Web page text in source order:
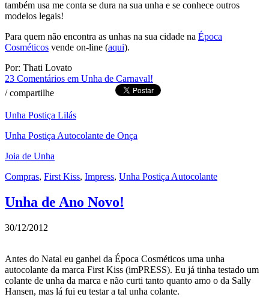
também usa me conta se dura na sua unha e se conhece outros
modelos legais!
Para quem não encontra as unhas na sua cidade na Época
Cosméticos vende on-line (aqui).
Por: Thati Lovato
23 Comentários em Unha de Carnaval!
/compartilhe
Unha Postiça Lilás
Unha Postiça Autocolante de Onça
Joia de Unha
Compras, First Kiss, Impress, Unha Postiça Autocolante
Unha de Ano Novo!
30/12/2012
Antes do Natal eu ganhei da Época Cosméticos uma unha
autocolante da marca First Kiss (imPRESS). Eu já tinha testado um
colante de unha da marca e não curti tanto quanto amo o da Sally
Hansen, mas lá fui eu testar a tal unha colante.